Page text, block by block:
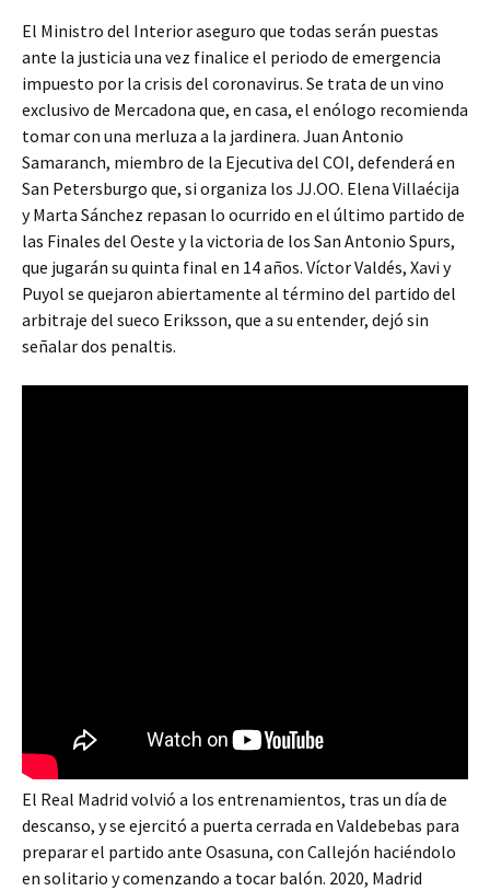
El Ministro del Interior aseguro que todas serán puestas
ante la justicia una vez finalice el periodo de emergencia
impuesto por la crisis del coronavirus. Se trata de un vino
exclusivo de Mercadona que, en casa, el enólogo recomienda
tomar con una merluza a la jardinera. Juan Antonio
Samaranch, miembro de la Ejecutiva del COI, defenderá en
San Petersburgo que, si organiza los JJ.OO. Elena Villaécija
y Marta Sánchez repasan lo ocurrido en el último partido de
las Finales del Oeste y la victoria de los San Antonio Spurs,
que jugarán su quinta final en 14 años. Víctor Valdés, Xavi y
Puyol se quejaron abiertamente al término del partido del
arbitraje del sueco Eriksson, que a su entender, dejó sin
señalar dos penaltis.
El Real Madrid volvió a los entrenamientos, tras un día de
descanso, y se ejercitó a puerta cerrada en Valdebebas para
preparar el partido ante Osasuna, con Callejón haciéndolo
en solitario y comenzando a tocar balón. 2020, Madrid